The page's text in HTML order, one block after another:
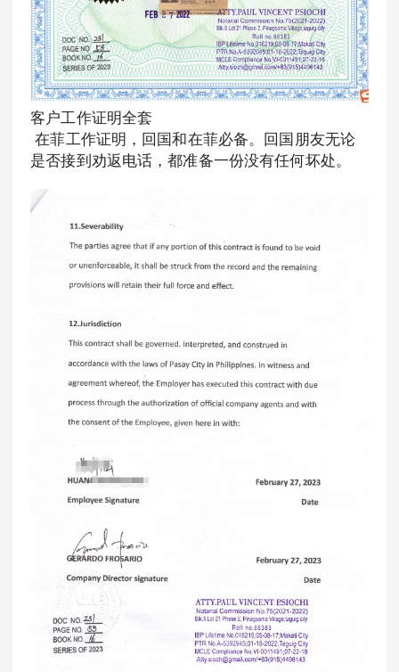
客户工作证明全套
在菲工作证明，回国和在菲必备。回国朋友无论
是否接到劝返电话，都准备一份没有任何坏处。